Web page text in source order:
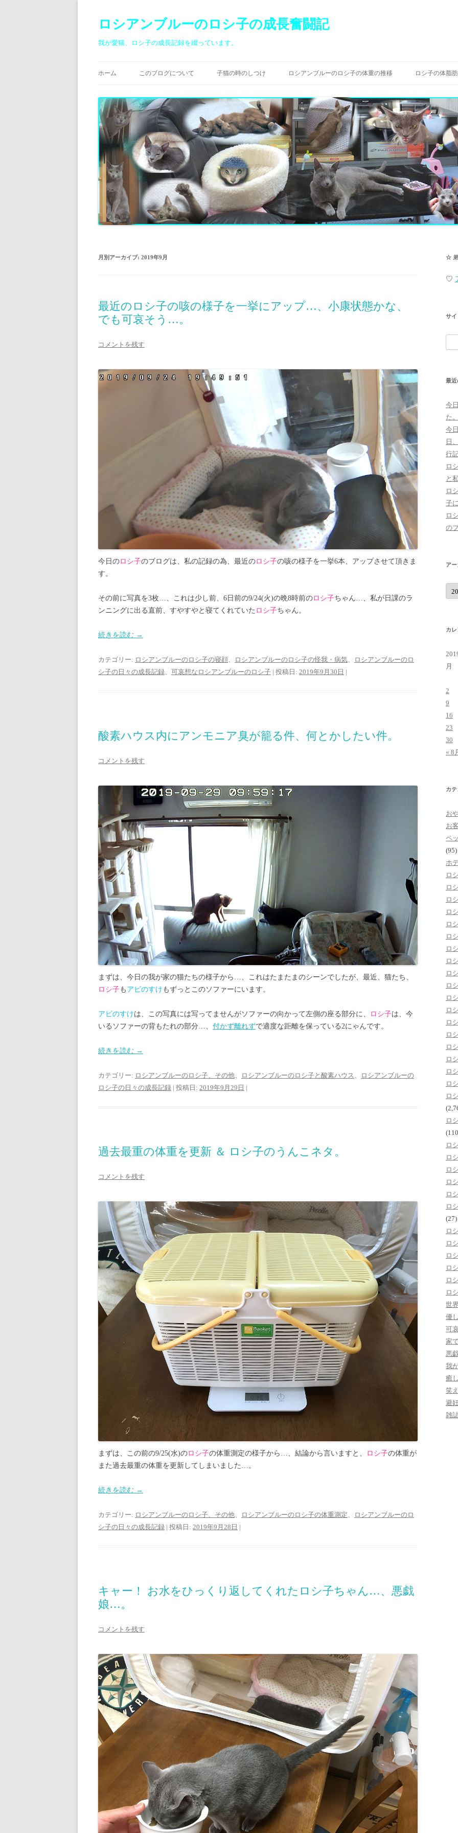
ロシアンブルーのロシ子の成長奮闘記
我が愛猫、ロシ子の成長記録を綴っています。
ン
へ
ス
キ
ッ
プ
ホーム このブログについて 子猫の時のしつけ ロシアンブルーのロシ子の体重の推移 ロシ子の体脂
月別アーカイブ: 2019年9月
最近のロシ子の咳の様子を一挙にアップ…、小康状態かな、
でも可哀そう…。
コメントを残す
今日のロシ子のブログは、私の記録の為、最近のロシ子の咳の様子を一挙6本、アップさせて頂きま
す。
その前に写真を3枚…、これは少し前、6日前の9/24(火)の晩8時前のロシ子ちゃん…、私が日課のラ
ンニングに出る直前、すやすやと寝てくれていた ロシ子ちゃん。
続きを読む →
カテゴリー: ロシアンブルーのロシ子の寝顔 ロシアンブルーのロシ子の怪我・病気
ロシアンブルーのロ
シ子の日々の成長記録
可哀想なロシアンブルーのロシ子 | 投稿日: 2019年9月30日 |
酸素ハウス内にアンモニア臭が籠る件、何とかしたい件。
コメントを残す
まずは、今日の我が家の猫たちの様子から…、これはたまたまのシーンでしたが、最近、猫たち、
ロシ子も アビのすけ もずっとこのソファーにいます。
アビのすけは、この写真には写ってませんがソファーの向かって左側の座る部分に、 ロシ子は、今
いるソファーの背もたれの部分…、 付かず離れずで適度な距離を保っている2にゃんです。
続きを読む →
カテゴリー: ロシアンブルーのロシ子、その他、 ロシアンブルーのロシ子と酸素ハウス 、
ロシアンブルーの
ロシ子の日々の成長記録 | 投稿日: 2019年9月29日 |
過去最重の体重を更新 ＆ ロシ子のうんこネタ。
コメントを残す
まずは、この前の9/25(水)のロシ子の体重測定の様子から…、結論から言いますと、 ロシ子の体重が
また過去最重の体重を更新してしまいました…。
続きを読む →
カテゴリー: ロシアンブルーのロシ子、その他 ロシアンブルーのロシ子の体重測定
ロシアンブルーのロ
シ子の日々の成長記録 | 投稿日: 2019年9月28日 |
キャー！ お水をひっくり返してくれたロシ子ちゃん…、悪戯
娘…。
コメントを残す
☆ 弟
♡
サイ
索:
最近
今
た
今
日
行
ロ
と
ロ
子
ロ
の
ア
ア
ー
カ
カ
月
2
9
16
23
30
« 8
カ
お
お
ペ
(95)
ホ
ロ
ロ
ロ
ロ
ロ
ロ
ロ
ロ
ロ
ロ
ロ
ロ
ロ
ロ
ロ
ロ
ロ
ロ
ロ
ロ
ロ
ロ
ロ
ロ
ロ
ロ
(27)
ロ
ロ
ロ
ロ
ロ
ロ
世
優
可
家
悪
我
癒
笑
避
雑